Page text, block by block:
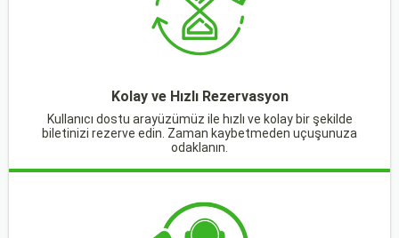
Kolay ve Hızlı Rezervasyon
Kullanıcı dostu arayüzümüz ile hızlı ve kolay bir şekilde
biletinizi rezerve edin. Zaman kaybetmeden uçuşunuza
odaklanın.